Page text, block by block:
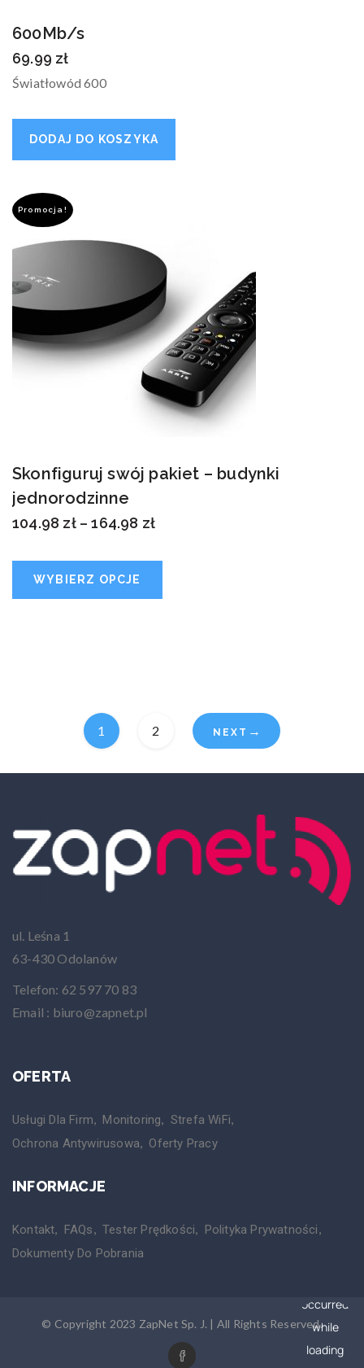
600Mb/s
69.99 zł
Światłowód 600
DODAJ DO KOSZYKA
Promocja!
Skonfiguruj swój pakiet – budynki
jednorodzinne
104.98 zł–164.98 zł
WYBIERZ OPCJE
1 2 →
ul. Leśna 1
63-430 Odolanów
Telefon: 62 597 70 83
Email : biuro@zapnet.pl
OFERTA
Usługi Dla Firm Monitoring
Strefa WiFi
Ochrona Antywirusowa
Oferty Pracy
INFORMACJE
Kontakt FAQs Tester Prędkości
Polityka Prywatności
Dokumenty Do Pobrania
© Copyright 2023 ZapNet Sp. J. | All Rights Reserved.